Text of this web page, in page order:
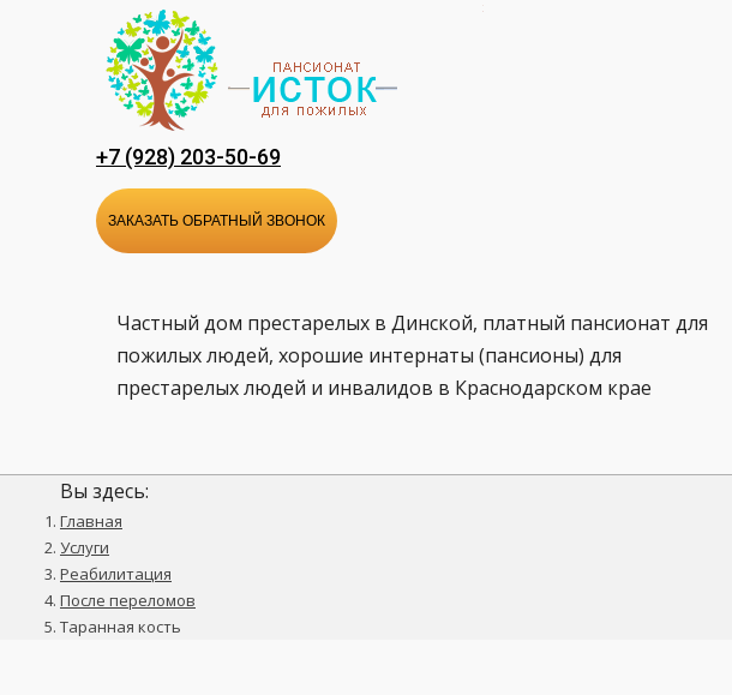
содержанию
+7 (928) 203-50-69
ЗАКАЗАТЬ ОБРАТНЫЙ ЗВОНОК
Частный дом престарелых в Динской, платный пансионат для
пожилых людей, хорошие интернаты (пансионы) для
престарелых людей и инвалидов в Краснодарском крае
Вы здесь:
Главная
Услуги
Реабилитация
После переломов
Таранная кость